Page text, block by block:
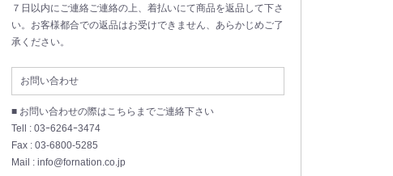
７日以内にご連絡ご連絡の上、着払いにて商品を返品して下さ
い。お客様都合での返品はお受けできません、あらかじめご了
承ください。
お問い合わせ
■ お問い合わせの際はこちらまでご連絡下さい
Tell : 03ｰ6264ｰ3474
Fax : 03-6800-5285
Mail : info@fornation.co.jp